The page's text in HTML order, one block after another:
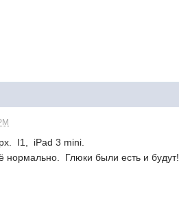
I1, iPad 3 mini.
Глюки были есть и будут!